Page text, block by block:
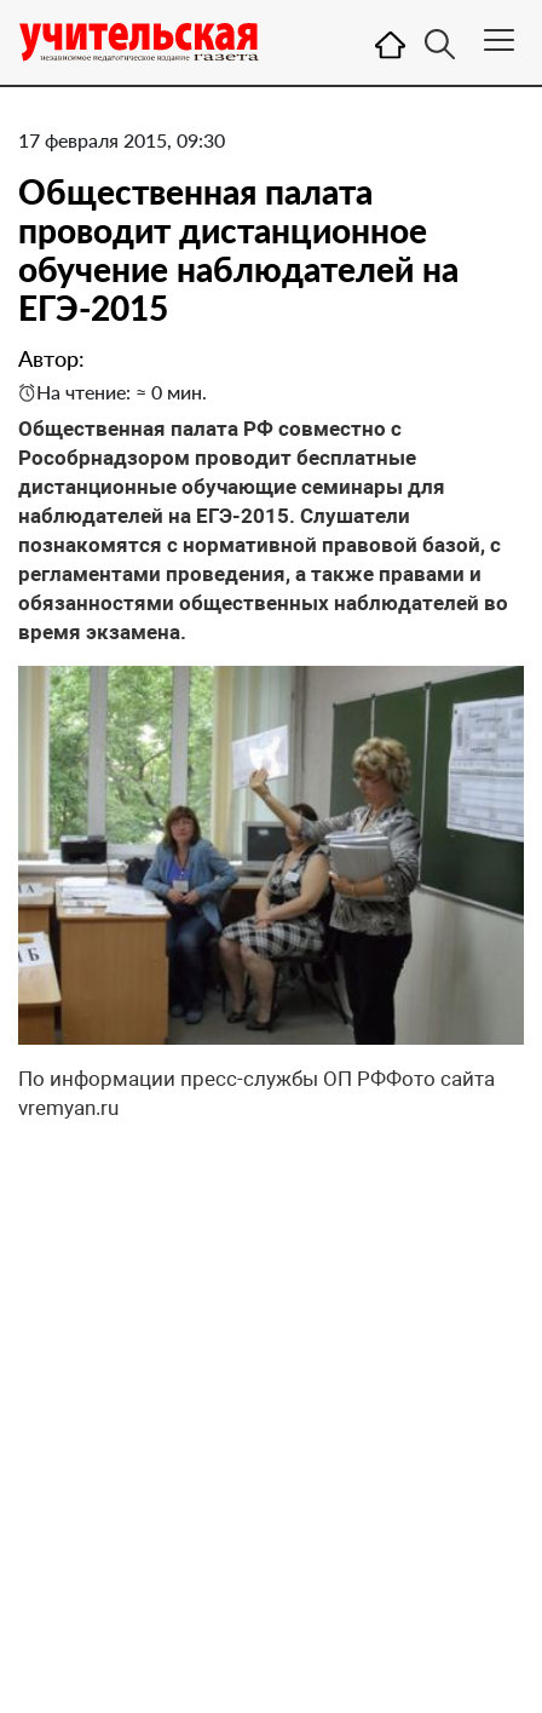
17 февраля 2015, 09:30
Общественная палата
проводит дистанционное
обучение наблюдателей на
ЕГЭ-2015
Автор:
На чтение: ≈ 0 мин.
Общественная палата РФ совместно с
Рособрнадзором проводит бесплатные
дистанционные обучающие семинары для
наблюдателей на ЕГЭ-2015. Слушатели
познакомятся с нормативной правовой базой, с
регламентами проведения, а также правами и
обязанностями общественных наблюдателей во
время экзамена.
По информации пресс-службы ОП РФФото сайта
vremyan.ru